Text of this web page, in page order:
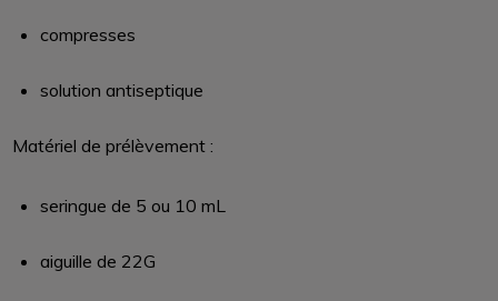
compresses
solution antiseptique
Matériel de prélèvement :
seringue de 5 ou 10 mL
aiguille de 22G